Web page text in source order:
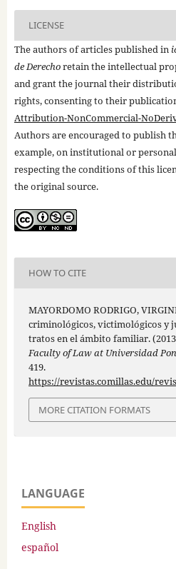
LICENSE
The authors of articles published in
de Derechoretain the intellectual
and grant the journal their
rights, consenting to their
Attribution-NonCommercial-
Authors are encouraged to publish
example, on institutional or
respecting the conditions of this
the original source.
HOW TO CITE
MAYORDOMO RODRIGO,
criminológicos, victimológicos y
tratos en el ámbito familiar.
Faculty of Law at Universidad
419.
https://revistas.comillas.edu/
MORE CITATION FORMATS
LANGUAGE
English
español